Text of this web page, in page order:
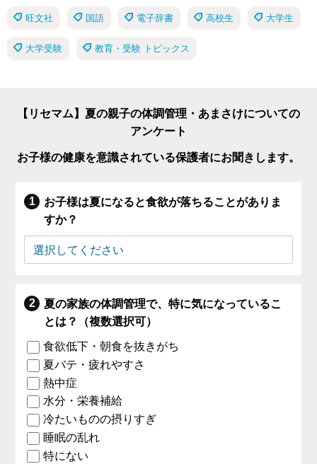
旺文社 国語 電子辞書 高校生 大学生
大学受験 教育・受験 トピックス
【リセマム】夏の親子の体調管理・あまさけについての
アンケート
お子様の健康を意識されている保護者にお聞きします。
お子様は夏になると食欲が落ちることがありま
すか？
夏の家族の体調管理で、特に気になっているこ
とは？（複数選択可）
食欲低下・朝食を抜きがち
夏バテ・疲れやすさ
熱中症
水分・栄養補給
冷たいものの摂りすぎ
睡眠の乱れ
特にない